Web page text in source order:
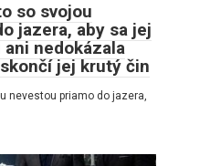
so svojou
jazera, aby sa jej
nedokázala
jej krutý čin
nevestou priamo do jazera,